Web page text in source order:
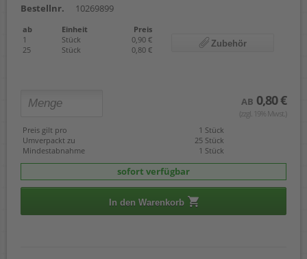
Bestellnr.
10269899
ab Einheit
Preis
1
Stück
0,90 €
25
Stück 0,80 €
Zubehör
AB 0,80 €
(zzgl. 19% Mwst.)
Preis gilt pro
1 Stück
Umverpackt zu
25 Stück
Mindestabnahme
1 Stück
sofort verfügbar
In den Warenkorb